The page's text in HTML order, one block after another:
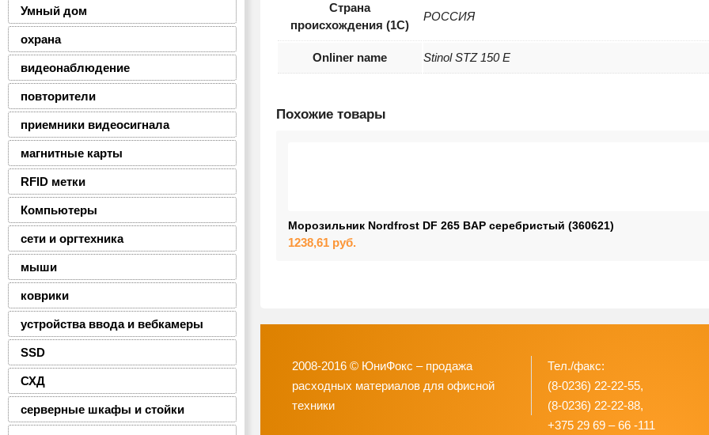
Умный дом
охрана
видеонаблюдение
повторители
приемники видеосигнала
магнитные карты
RFID метки
Компьютеры
сети и оргтехника
мыши
коврики
устройства ввода и вебкамеры
SSD
СХД
серверные шкафы и стойки
Страна
происхождения (1С)
РОССИЯ
Onliner name Stinol STZ 150 E
Похожие товары
Морозильник Nordfrost DF 265 BAP серебристый (360621)
1238,61 руб.
2008-2016 © ЮниФокс – продажа
расходных материалов для офисной
техники
Тел./факс:
(8-0236) 22-22-55,
(8-0236) 22-22-88,
+375 29 69 – 66 -111